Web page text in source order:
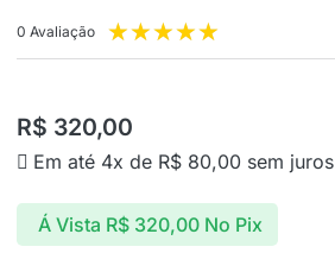
0 Avaliação ★★★★★
R$ 320,00
Em até 4x de R$ 80,00 sem juros
Á Vista R$320,00 No Pix